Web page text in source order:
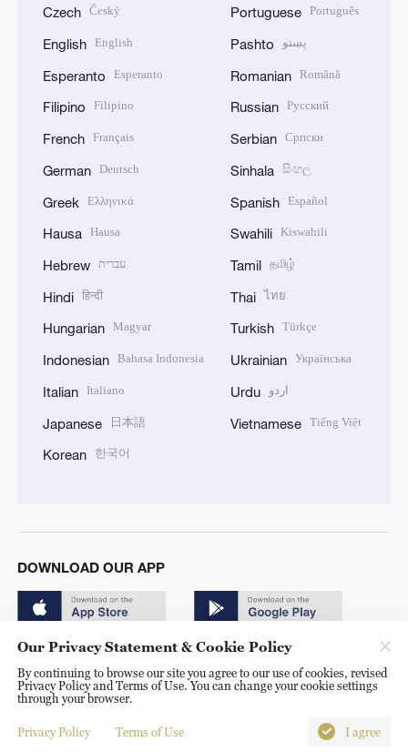
Czech Český
English English
Esperanto Esperanto
Filipino Filipino
French Français
German Deutsch
Greek Ελληνικά
Hausa Hausa
Hebrew עברית
Hindi हिन्दी
Hungarian Magyar
Indonesian Bahasa Indonesia
Italian Italiano
Japanese 日本語
Korean 한국어
Portuguese Português
Pashto پښتو
Romanian Română
Russian Русский
Serbian Српски
Sinhala සිංහල
Spanish Español
Swahili Kiswahili
Tamil தமிழ்
Thai ไทย
Turkish Türkçe
Ukrainian Українська
Urdu اردو
Vietnamese Tiếng Việt
DOWNLOAD OUR APP
© China Radio International.CRI. All Rights Reserved. 16A
Shijingshan Road, Beijing, China. 100040
Our Privacy Statement & Cookie Policy
By continuing to browse our site you agree to our use of cookies, revised
Privacy Policy and Terms of Use. You can change your cookie settings
through your browser.
Privacy Policy Terms of Use I agree